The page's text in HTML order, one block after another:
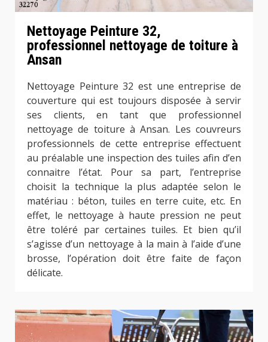
Nettoyage Peinture 32,
professionnel nettoyage de toiture à
Ansan
Nettoyage Peinture 32 est une entreprise de
couverture qui est toujours disposée à servir
ses clients, en tant que professionnel
nettoyage de toiture à Ansan. Les couvreurs
professionnels de cette entreprise effectuent
au préalable une inspection des tuiles afin d’en
connaitre l’état. Pour sa part, l’entreprise
choisit la technique la plus adaptée selon le
matériau : béton, tuiles en terre cuite, etc. En
effet, le nettoyage à haute pression ne peut
être toléré par certaines tuiles. Et bien qu’il
s’agisse d’un nettoyage à la main à l’aide d’une
brosse, l’opération doit être faite de façon
délicate.